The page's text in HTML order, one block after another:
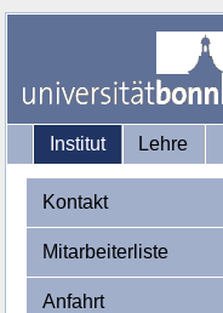
Institut Lehre
Kontakt
Mitarbeiterliste
Anfahrt